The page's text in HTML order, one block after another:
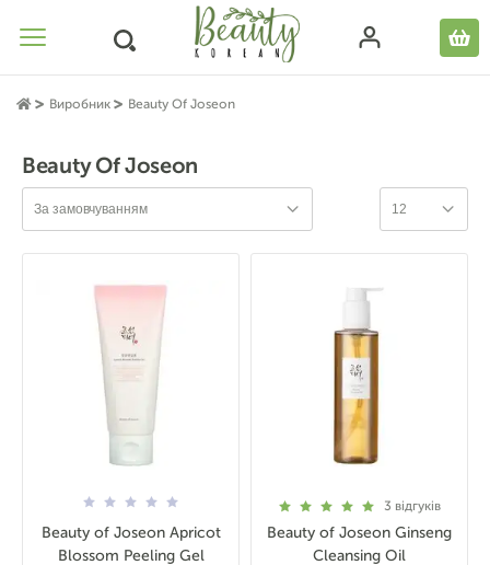
Виробник Beauty Of Joseon
Beauty Of Joseon
За замовчуванням 12
Beauty of Joseon Apricot
Blossom Peeling Gel
3 відгуків
Beauty of Joseon Ginseng
Cleansing Oil